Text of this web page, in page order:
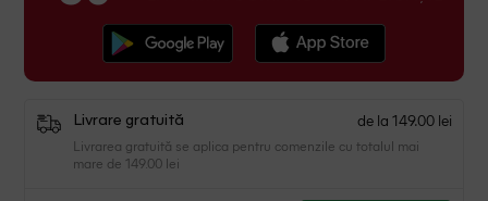
Livrare gratuită de la 149.00 lei
Livrarea gratuită se aplica pentru comenzile cu totalul mai
mare de 149.00 lei